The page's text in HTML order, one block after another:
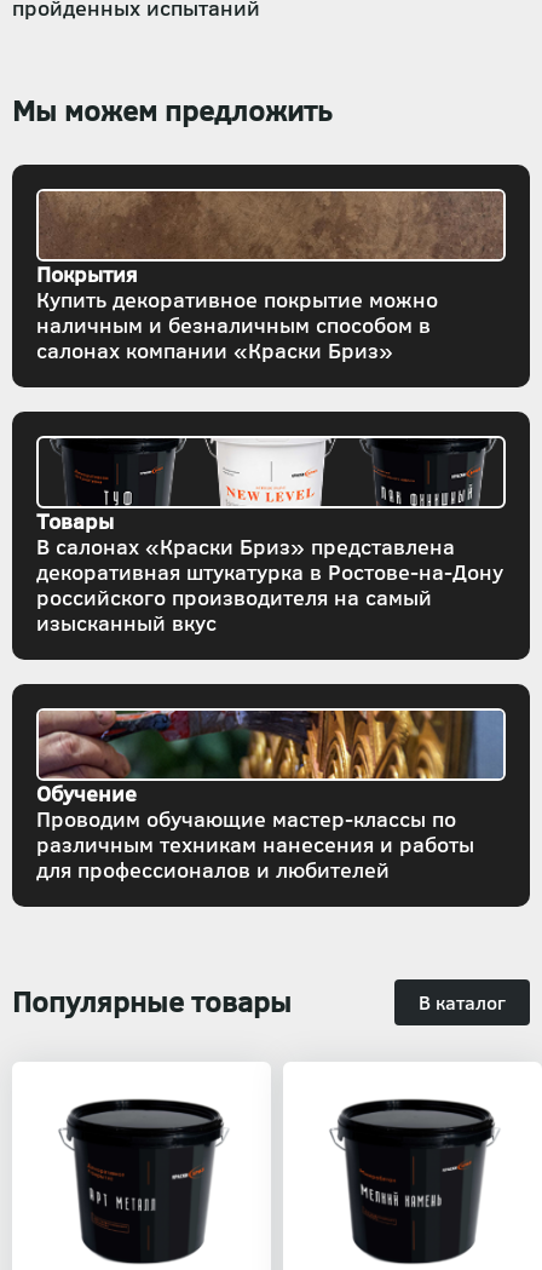
пройденных испытаний
Мы можем предложить
Покрытия
Купить декоративное покрытие можно
наличным и безналичным способом в
салонах компании «Краски Бриз»
Товары
В салонах «Краски Бриз» представлена
декоративная штукатурка в Ростове-на-Дону
российского производителя на самый
изысканный вкус
Обучение
Проводим обучающие мастер-классы по
различным техникам нанесения и работы
для профессионалов и любителей
Популярные товары В каталог